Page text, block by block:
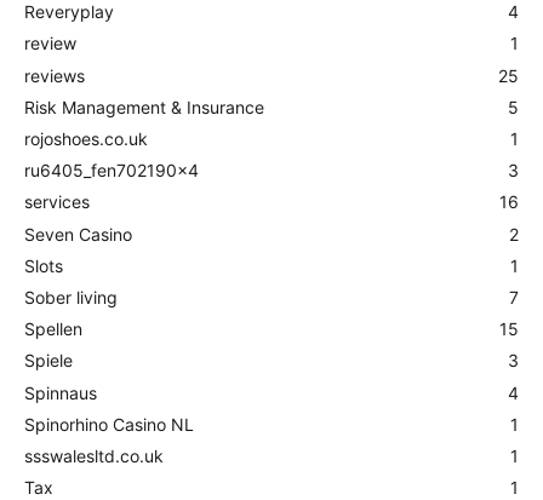
Reveryplay
4
review
1
reviews
25
Risk Management & Insurance
5
rojoshoes.co.uk
1
ru6405_fen702190x4
3
services
16
Seven Casino
2
Slots
1
Sober living
7
Spellen
15
Spiele
3
Spinnaus
4
Spinorhino Casino NL
1
ssswalesltd.co.uk
1
Tax
1